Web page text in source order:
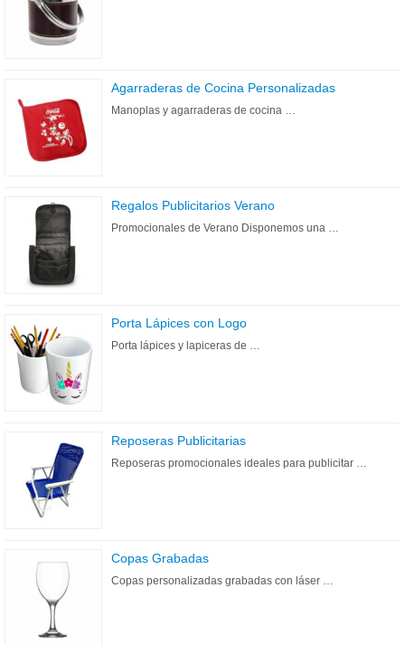
Agarraderas de Cocina Personalizadas
Manoplas y agarraderas de cocina …
Regalos Publicitarios Verano
Promocionales de Verano Disponemos una …
Porta Lápices con Logo
Porta lápices y lapiceras de …
Reposeras Publicitarias
Reposeras promocionales ideales para publicitar …
Copas Grabadas
Copas personalizadas grabadas con láser …